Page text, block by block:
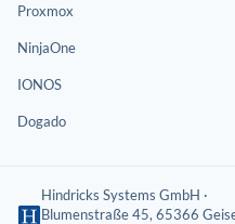
Proxmox
NinjaOne
IONOS
Dogado
Hindricks Systems GmbH ·
Blumenstraße 45, 65366